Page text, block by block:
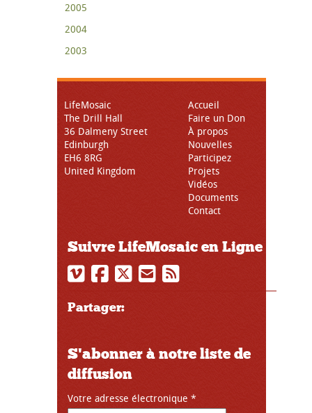
2005
2004
2003
LifeMosaic
The Drill Hall
36 Dalmeny Street
Edinburgh
EH6 8RG
United Kingdom
Accueil
Faire un Don
À propos
Nouvelles
Participez
Projets
Vidéos
Documents
Contact
Suivre LifeMosaic en Ligne
Partager:
S'abonner à notre liste de
diffusion
Votre adresse électronique *